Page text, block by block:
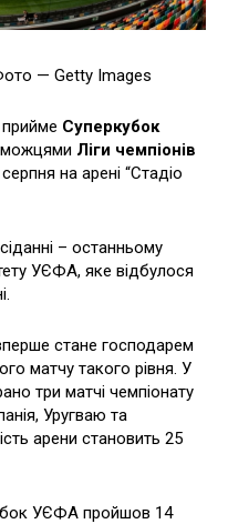
— Getty Images
прийме Суперкубок
Ліги чемпіонів
на арені “Стадіо
– останньому
УЄФА, яке відбулося
стане господарем
матчу такого рівня. У
три матчі чемпіонату
Уругваю та
арени становить 25
УЄФА пройшов 14